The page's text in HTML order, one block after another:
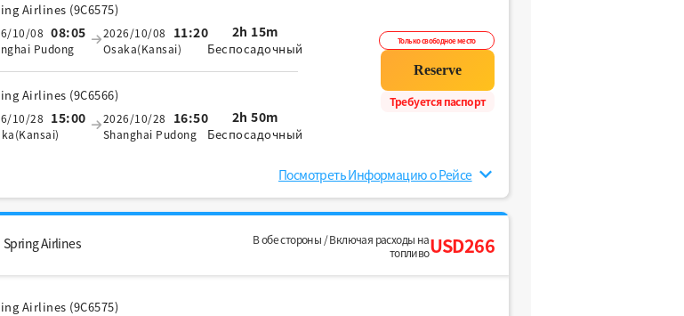
Airlines (9C6575)
10/08 08:05
Pudong
2026/10/08 11:20
Osaka(Kansai)
2h 15m
Беспосадочный
Airlines (9C6566)
10/28 15:00 2026/10/28 16:50
Shanghai Pudong
2h 50m
Беспосадочный
Только свободное место
Требуется паспорт
Посмотреть Информацию о Рейсе
Spring Airlines
В обе стороны / Включая расходы на
топливоUSD266
Airlines (9C6575)